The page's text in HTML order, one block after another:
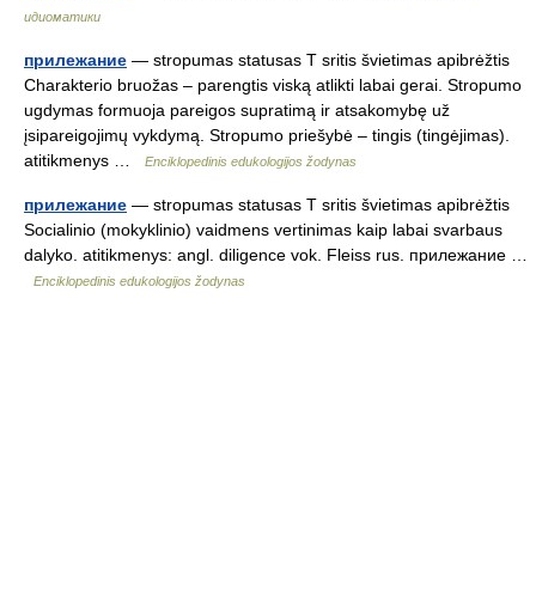
идиоматики
прилежание — stropumas statusas T sritis švietimas apibrėžtis
Charakterio bruožas – parengtis viską atlikti labai gerai. Stropumo
ugdymas formuoja pareigos supratimą ir atsakomybę už
įsipareigojimų vykdymą. Stropumo priešybė – tingis (tingėjimas).
atitikmenys …
Enciklopedinis edukologijos žodynas
прилежание — stropumas statusas T sritis švietimas apibrėžtis
Socialinio (mokyklinio) vaidmens vertinimas kaip labai svarbaus
dalyko. atitikmenys: angl. diligence vok. Fleiss rus. прилежание …
Enciklopedinis edukologijos žodynas